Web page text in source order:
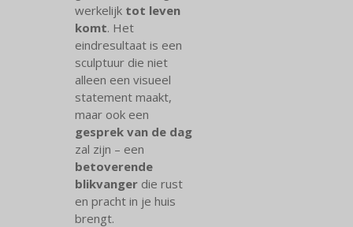
werkelijk tot leven
komt. Het
eindresultaat is een
sculptuur die niet
alleen een visueel
statement maakt,
maar ook een
gesprek van de dag
zal zijn – een
betoverende
blikvangerdie rust
en pracht in je huis
brengt.